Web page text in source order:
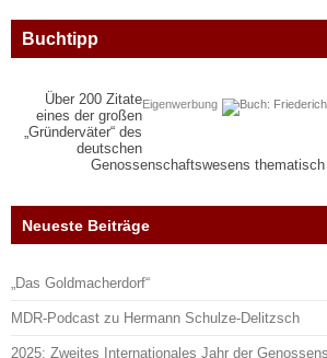
Buchtipp
Eigenwerbung
Über 200 Zitate
eines der großen
„Gründerväter“ des
deutschen
Genossenschaftswesens
Neueste Beiträge
„Das Goldmacherdorf“
MDR-Podcast zu Hermann Schulze-Delitzsch
2025: Zweites Internationales Jahr der